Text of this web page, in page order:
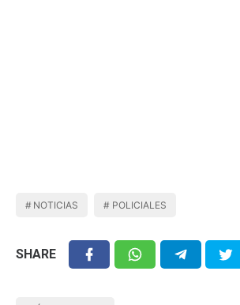
NOTICIAS POLICIALES
SHARE